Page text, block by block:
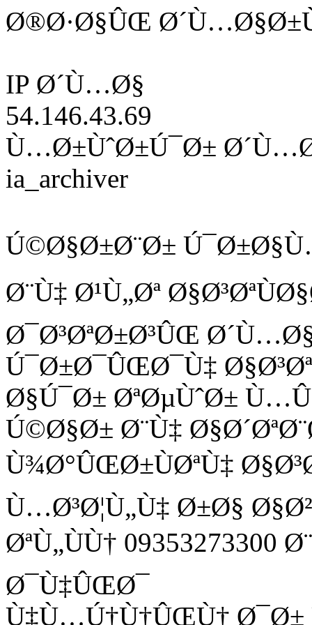
Ø®Ø·Ø§ÛŒ
IP Ø´Ù…Ø§
54.146.43.69
Ù…Ø±ÙˆØ±Ú¯Ø±
ia_archiver
Ú©Ø§Ø±Ø¨Ø±
Ø¨Ù‡ Ø¹Ù„Øª
Ø¯Ø³ØªØ±Ø³ÛŒ
Ú¯Ø±Ø¯ÛŒØ¯Ù‡ Ø§Ø³Øª
Ø§Ú¯Ø± ØªØµÙˆØ±
Ú©Ø§Ø± Ø¨Ù‡
Ù¾Ø°ÛŒØ±ÙØªÙ‡
Ù…Ø³Ø¦Ù„Ù‡ Ø±Ø§
ØªÙ„ÙÙ†
Ø¯Ù‡ÛŒØ¯
Ù‡Ù…Ú†Ù†ÛŒÙ† Ø¯Ø±